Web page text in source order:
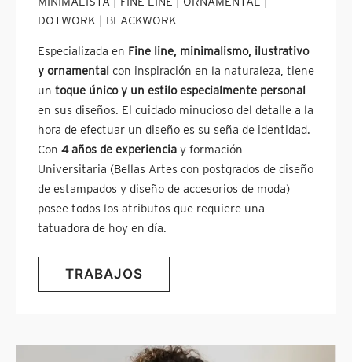
DOTWORK | BLACKWORK
Especializada en Fine line, minimalismo, ilustrativo
y ornamental con inspiración en la naturaleza, tiene
un toque único y un estilo especialmente personal
en sus diseños. El cuidado minucioso del detalle a la
hora de efectuar un diseño es su seña de identidad.
Con 4 años de experiencia y formación
Universitaria (Bellas Artes con postgrados de diseño
de estampados y diseño de accesorios de moda)
posee todos los atributos que requiere una
tatuadora de hoy en día.
TRABAJOS